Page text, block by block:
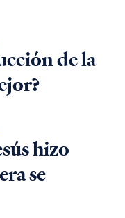
de la
hizo
se